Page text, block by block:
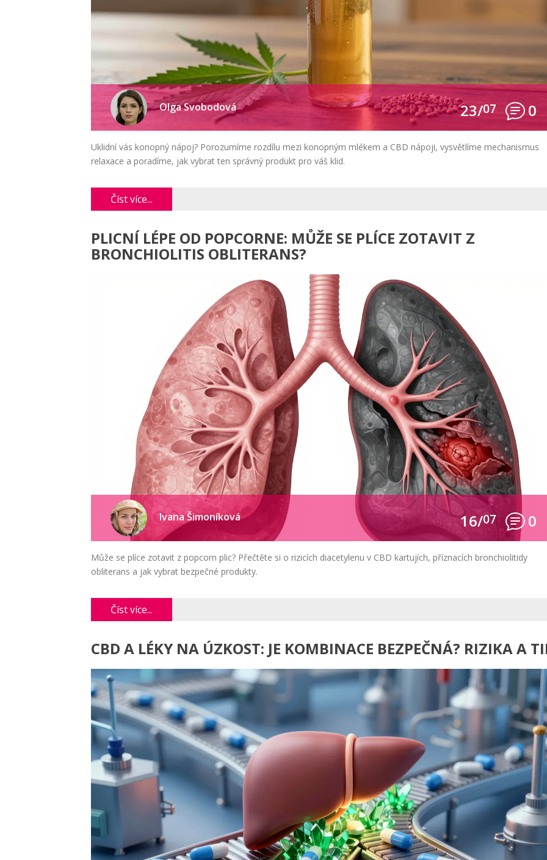
Olga Svobodová 23/07 0
Uklidní vás konopný nápoj? Porozumíme rozdílu mezi konopným mlékem a CBD nápoji, vysvětlíme mechanismus
relaxace a poradíme, jak vybrat ten správný produkt pro váš klid.
Číst více...
PLICNÍ LÉPE OD POPCORNE: MŮŽE SE PLÍCE ZOTAVIT Z
BRONCHIOLITIS OBLITERANS?
Ivana Šimoníková 16/07 0
Může se plíce zotavit z popcorn plic? Přečtěte si o rizicích diacetylenu v CBD kartujích, příznacích bronchiolitidy
obliterans a jak vybrat bezpečné produkty.
Číst více...
CBD A LÉKY NA ÚZKOST: JE KOMBINACE BEZPEČNÁ? RIZIKA A